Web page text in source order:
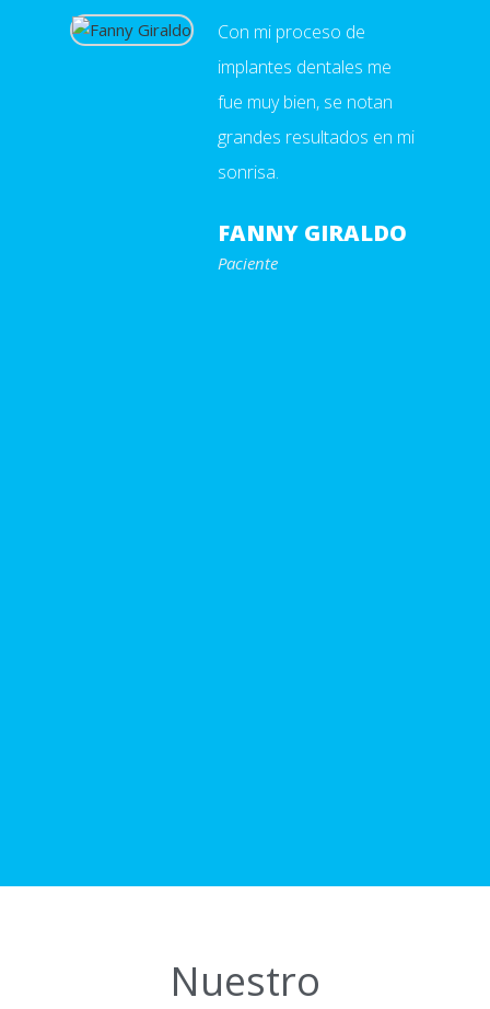
Con mi proceso de
implantes dentales me
fue muy bien, se notan
grandes resultados en mi
sonrisa.
FANNY GIRALDO
Paciente
Nuestro